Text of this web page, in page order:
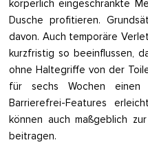
körperlich eingeschränkte
Dusche profitieren.
davon. Auch temporäre
kurzfristig so beeinflussen,
ohne Haltegriffe von der
für sechs Wochen
Barrierefrei-Features
können auch maßgeblich
beitragen.